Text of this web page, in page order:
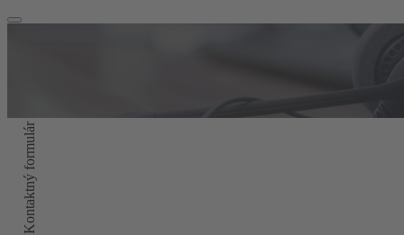
Kontaktný formulár